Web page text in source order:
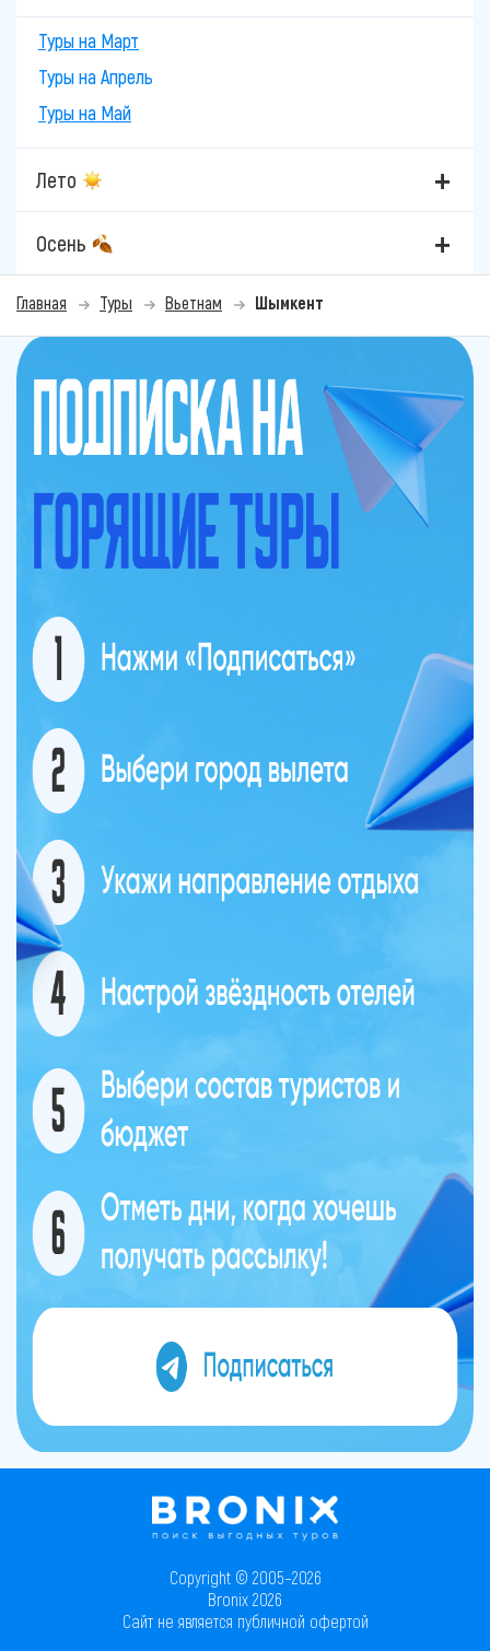
Туры на Март
Туры на Апрель
Туры на Май
Лето
Осень
Главная Туры Вьетнам Шымкент
Copyright © 2005–2026
Bronix 2026
Сайт не является публичной офертой